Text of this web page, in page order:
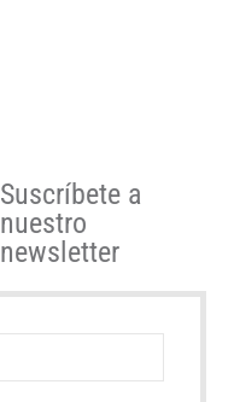
Suscríbete a
nuestro
newsletter